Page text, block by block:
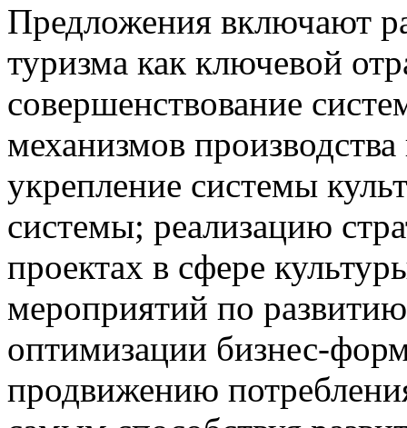
Предложения включают
туризма как ключевой
совершенствование
механизмов
укрепление системы
системы; реализацию
проектах в сфере
мероприятий по
оптимизации бизнес-
продвижению